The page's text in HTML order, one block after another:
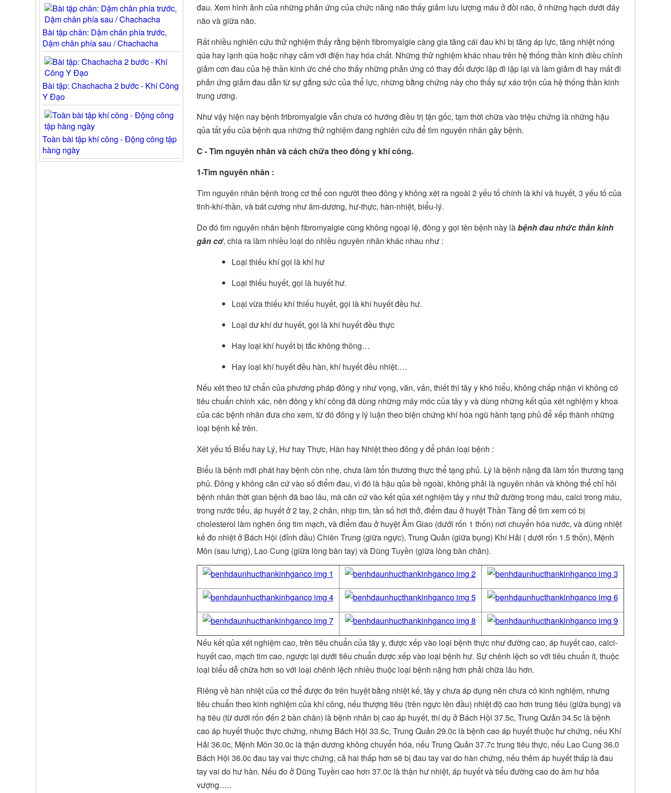
đau. Xem hình ảnh của những phản ứng của chức năng não thấy giảm lưu lượng máu ở đồi não, ở những hạch dưới đáy
não và giữa não.
Rất nhiều nghiên cứu thử nghiệm thấy rằng bệnh fibromyalgie càng gia tăng cái đau khi bị tăng áp lực, tăng nhiệt nóng
qúa hay lạnh qúa hoặc nhạy cảm với điện hay hóa chất. Những thử nghiệm khác nhau trên hệ thống thần kinh điều chỉnh
giảm cơn đau của hệ thần kinh ức chế cho thấy những phản ứng có thay đổi được lập đi lập lại và làm giảm đi hay mất đi
phản ứng giảm đau dẫn từ sự gắng sức của thể lực, những bằng chứng này cho thấy sự xáo trộn của hệ thống thần kinh
trung ương.
Như vậy hiện nay bệnh fribromyalgie vẫn chưa có hướng điều trị tận gốc, tạm thời chữa vào triệu chứng là những hậu
qủa tất yếu của bệnh qua những thử nghiệm đang nghiên cứu để tìm nguyên nhân gây bệnh.
C - Tìm nguyên nhân và cách chữa theo đông y khí công.
1-Tìm nguyên nhân :
Tìm nguyên nhân bệnh trong cơ thể con người theo đông y không xét ra ngoài 2 yếu tố chính là khí và huyết, 3 yếu tố của
tinh-khí-thần, và bát cương như âm-dương, hư-thực, hàn-nhiệt, biểu-lý.
Do đó tìm nguyên nhân bệnh fibromyalgie cũng không ngoại lệ, đông y gọi tên bệnh này làbệnh đau nhức thần kinh
gân cơ, chia ra làm nhiều loại do nhiều nguyên nhân khác nhau như :
Loại thiếu khí gọi là khí hư
Loại thiếu huyết, gọi là huyết hư.
Loại vừa thiếu khí thiếu huyết, gọi là khí huyết đều hư.
Loại dư khí dư huyết, gọi là khí huyết đều thực
Hay loại khí huyết bị tắc không thông…
Hay loại khí huyết đều hàn, khí huyết đều nhiệt….
Nếu xét theo tứ chẩn của phương pháp đông y như vọng, văn, vấn, thiết thì tây y khó hiểu, không chấp nhận vì không có
tiêu chuẩn chính xác, nên đông y khí công đã dùng những máy móc của tây y và dùng những kết qủa xét nghiệm y khoa
của các bệnh nhân đưa cho xem, từ đó đông y lý luận theo biện chứng khí hóa ngũ hành tạng phủ để xếp thành những
loại bệnh kể trên.
Xét yếu tố Biểu hay Lý, Hư hay Thực, Hàn hay Nhiệt theo đông y để phân loại bệnh :
Biểu là bệnh mới phát hay bệnh còn nhẹ, chưa làm tổn thương thực thể tạng phủ. Lý là bệnh nặng đã làm tổn thương tạng
phủ. Đông y không căn cứ vào số điểm đau, vì đó là hậu qủa bề ngoài, không phải là nguyên nhân và không thể chỉ hỏi
bệnh nhân thời gian bệnh đã bao lâu, mà căn cứ vào kết qủa xét nghiệm tây y như thử đường trong máu, calci trong máu,
trong nước tiểu, áp huyết ở 2 tay, 2 chân, nhịp tim, tần số hơi thở, điểm đau ở huyệt Thần Tàng để tìm xem có bị
cholesterol làm nghẽn ống tim mạch, và điểm đau ở huyệt Âm Giao (dưới rốn 1 thốn) nơi chuyển hóa nước, và dùng nhiệt
kế đo nhiệt ở Bách Hội (đỉnh đầu) Chiên Trung (giữa ngực), Trung Quản (giữa bụng) Khí Hải ( dưới rốn 1.5 thốn), Mệnh
Môn (sau lưng), Lao Cung (giữa lòng bàn tay) và Dũng Tuyền (giữa lòng bàn chân).
Nếu kết qủa xét nghiệm cao, trên tiêu chuẩn của tây y, được xếp vào loại bệnh thực như đường cao, áp huyết cao, calci-
huyết cao, mạch tim cao, ngược lại dưới tiêu chuẩn được xếp vào loại bệnh hư. Sự chênh lệch so với tiêu chuẩn ít, thuộc
loại biểu dễ chữa hơn so với loại chênh lệch nhiều thuộc loại bệnh nặng hơn phải chữa lâu hơn.
Riêng về hàn nhiệt của cơ thể được đo trên huyệt bằng nhiệt kế, tây y chưa áp dụng nên chưa có kinh nghiệm, nhưng
tiêu chuẩn theo kinh nghiệm của khí công, nếu thượng tiêu (trên ngực lên đầu) nhiệt độ cao hơn trung tiêu (giữa bụng) và
hạ tiêu (từ dưới rốn đến 2 bàn chân) là bệnh nhân bị cao áp huyết, thí dụ ở Bách Hội 37.5c, Trung Qưản 34.5c là bệnh
cao áp huyết thuộc thực chứng, nhưng Bách Hội 33.5c, Trung Quản 29.0c là bệnh cao áp huyết thuộc hư chứng, nếu Khí
Hải 36.0c, Mệnh Môn 30.0c là thận dương không chuyển hóa, nếu Trung Quản 37.7c trung tiêu thực, nếu Lao Cung 36.0
Bách Hội 36.0c đau tay vai thực chứng, cả hai thấp hơn sẽ bị đau tay vai do hàn chứng, nếu thêm áp huyết thấp là đau
tay vai do hư hàn. Nếu đo ở Dũng Tuyền cao hơn 37.0c là thận hư nhiệt, áp huyết và tiểu đường cao do âm hư hỏa
vượng…..
Bài tập chân: Dậm chân phía trước,
Dậm chân phía sau / Chachacha
Bài tập: Chachacha 2 bước - Khí Công
Y Đạo
Toàn bài tập khí công - Động công tập
hàng ngày